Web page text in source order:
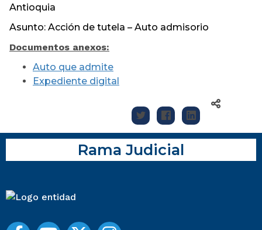
Antioquia
Asunto: Acción de tutela – Auto admisorio
Documentos anexos:
Auto que admite
Expediente digital
Rama Judicial